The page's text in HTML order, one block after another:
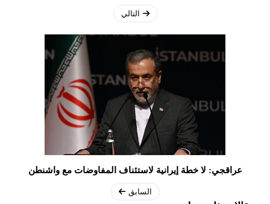
التالي
عراقجي: لا خطة إيرانية لاستئناف المفاوضات مع واشنطن
السابق